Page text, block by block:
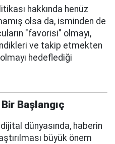
hakkında henüz
olsa da, isminden de
"favorisi" olmayı,
ve takip etmekten
hedeflediği
Başlangıç
dünyasında, haberin
büyük önem